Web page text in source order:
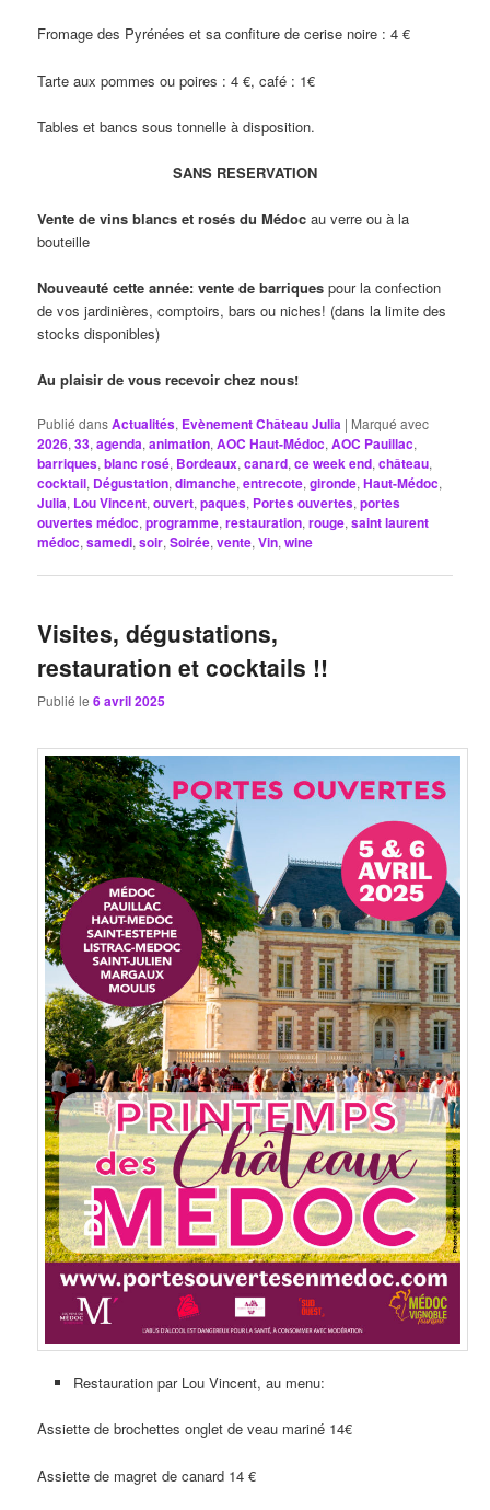
Fromage des Pyrénées et sa confiture de cerise noire : 4 €
Tarte aux pommes ou poires : 4 €, café : 1€
Tables et bancs sous tonnelle à disposition.
SANS RESERVATION
Vente de vins blancs et rosés du Médocau verre ou à la
bouteille
Nouveauté cette année: vente de barriques pour la confection
de vos jardinières, comptoirs, bars ou niches! (dans la limite des
stocks disponibles)
Au plaisir de vous recevoir chez nous!
Publié dansActualités, Evènement Château Julia | Marqué avec
2026,33,agenda,animation,AOC Haut-Médoc,AOC Pauillac,
barriques,blanc rosé, Bordeaux,canard,ce week end,château,
cocktail, Dégustation,dimanche,entrecote,gironde,Haut-Médoc,
Julia, Lou Vincent,ouvert,paques, Portes ouvertes,portes
ouvertes médoc,programme,restauration,rouge,saint laurent
médoc,samedi,soir,Soirée,vente,Vin,wine
Visites, dégustations,
restauration et cocktails !!
Publié le6 avril 2025
Restauration par Lou Vincent, au menu:
Assiette de brochettes onglet de veau mariné 14€
Assiette de magret de canard 14 €